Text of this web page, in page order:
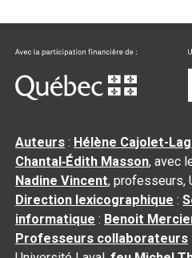
Auteurs : Hélène Cajolet-
Chantal‑Édith Masson, avec
Nadine Vincent, professeurs,
Direction lexicographique :
informatique : Benoit
Professeurs collaborateurs